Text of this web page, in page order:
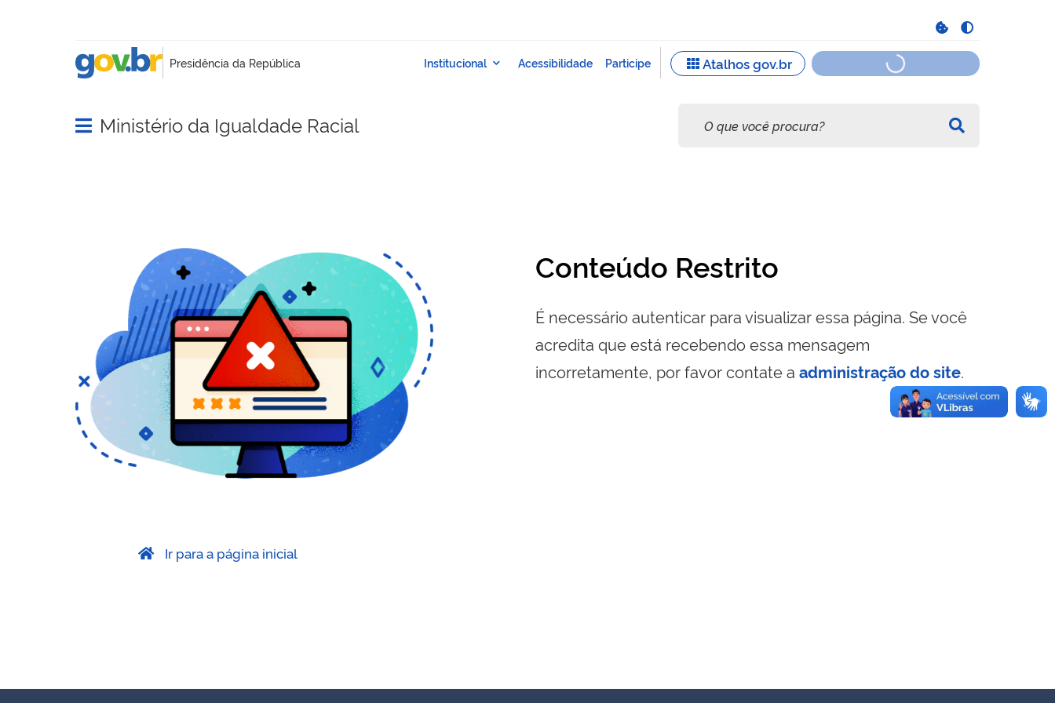
Abrir menu principal de navegação
Ministério da Igualdade Racial
Conteúdo Restrito
É necessário autenticar para visualizar essa página. Se você
acredita que está recebendo essa mensagem
incorretamente, por favor contate a administração do site.
Ir para a página inicial